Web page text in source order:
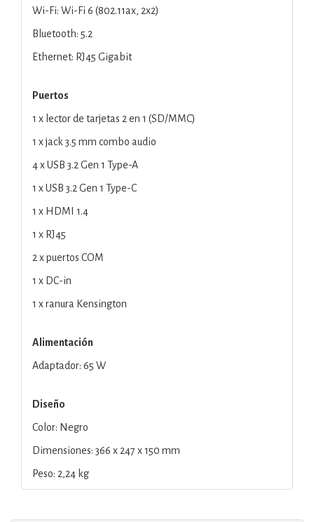
Wi-Fi: Wi-Fi 6 (802.11ax, 2x2)
Bluetooth: 5.2
Ethernet: RJ45 Gigabit
Puertos
1 x lector de tarjetas 2 en 1 (SD/MMC)
1 x jack 3.5 mm combo audio
4 x USB 3.2 Gen 1 Type-A
1 x USB 3.2 Gen 1 Type-C
1 x HDMI 1.4
1 x RJ45
2 x puertos COM
1 x DC-in
1 x ranura Kensington
Alimentación
Adaptador: 65 W
Diseño
Color: Negro
Dimensiones: 366 x 247 x 150 mm
Peso: 2,24 kg